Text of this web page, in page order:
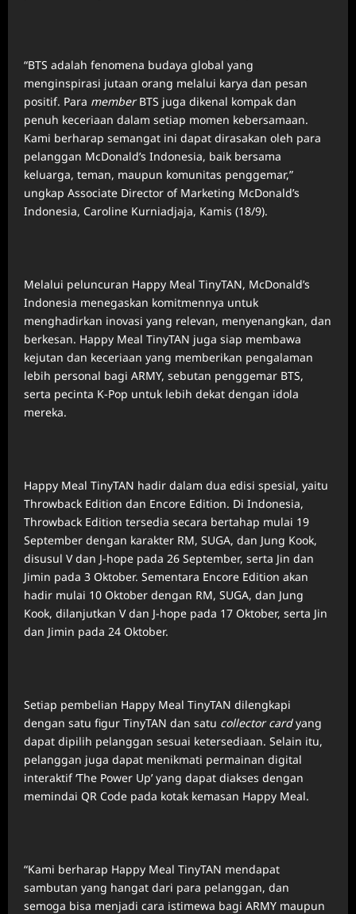
“BTS adalah fenomena budaya global yang
menginspirasi jutaan orang melalui karya dan pesan
positif. Para memberBTS juga dikenal kompak dan
penuh keceriaan dalam setiap momen kebersamaan.
Kami berharap semangat ini dapat dirasakan oleh para
pelanggan McDonald’s Indonesia, baik bersama
keluarga, teman, maupun komunitas penggemar,”
ungkap Associate Director of Marketing McDonald’s
Indonesia, Caroline Kurniadjaja, Kamis (18/9).
Melalui peluncuran Happy Meal TinyTAN, McDonald’s
Indonesia menegaskan komitmennya untuk
menghadirkan inovasi yang relevan, menyenangkan, dan
berkesan. Happy Meal TinyTAN juga siap membawa
kejutan dan keceriaan yang memberikan pengalaman
lebih personal bagi ARMY, sebutan penggemar BTS,
serta pecinta K-Pop untuk lebih dekat dengan idola
mereka.
Happy Meal TinyTAN hadir dalam dua edisi spesial, yaitu
Throwback Edition dan Encore Edition. Di Indonesia,
Throwback Edition tersedia secara bertahap mulai 19
September dengan karakter RM, SUGA, dan Jung Kook,
disusul V dan J-hope pada 26 September, serta Jin dan
Jimin pada 3 Oktober. Sementara Encore Edition akan
hadir mulai 10 Oktober dengan RM, SUGA, dan Jung
Kook, dilanjutkan V dan J-hope pada 17 Oktober, serta Jin
dan Jimin pada 24 Oktober.
Setiap pembelian Happy Meal TinyTAN dilengkapi
dengan satu figur TinyTAN dan satu collector cardyang
dapat dipilih pelanggan sesuai ketersediaan. Selain itu,
pelanggan juga dapat menikmati permainan digital
interaktif ‘The Power Up’ yang dapat diakses dengan
memindai QR Code pada kotak kemasan Happy Meal.
“Kami berharap Happy Meal TinyTAN mendapat
sambutan yang hangat dari para pelanggan, dan
semoga bisa menjadi cara istimewa bagi ARMY maupun